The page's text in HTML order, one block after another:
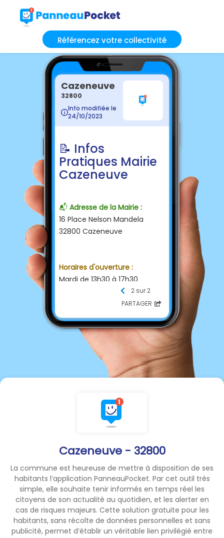
Référencez votre collectivité
Cazeneuve - 32800
La commune est heureuse de mettre à disposition de ses
habitants l’application PanneauPocket. Par cet outil très
simple, elle souhaite tenir informés en temps réel les
citoyens de son actualité au quotidien, et les alerter en
cas de risques majeurs. Cette solution gratuite pour les
habitants, sans récolte de données personnelles et sans
publicité, permet d’établir un véritable lien privilégié entre
Cazeneuve
32800
Info modifiée le
24/10/2023
📝 Infos
Pratiques Mairie
Cazeneuve
📬 Adresse de la Mairie :
16 Place Nelson Mandela
32800 Cazeneuve
Horaires d'ouverture :
Mardi de 13h30 à 17h30
Jeudi de 15h00 à 19h00
Contacter la Mairie :
☎ Téléphone
05 62 09 90 15
2 sur 2
PARTAGER